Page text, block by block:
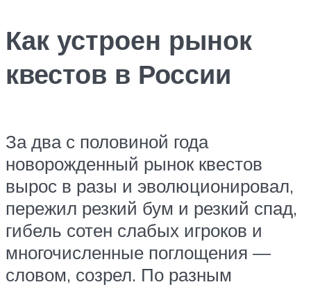
Как устроен рынок
квестов в России
За два с половиной года
новорожденный рынок квестов
вырос в разы и эволюционировал,
пережил резкий бум и резкий спад,
гибель сотен слабых игроков и
многочисленные поглощения —
словом, созрел. По разным